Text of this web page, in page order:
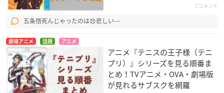
7コメント
五条悟死んじゃったのは😞悲しい⋯
劇場アニメ 話題 アニメ
アニメ『テニスの王子様（テニ
プリ）』シリーズを見る順番ま
とめ！TVアニメ・OVA・劇場版
が見れるサブスクを網羅